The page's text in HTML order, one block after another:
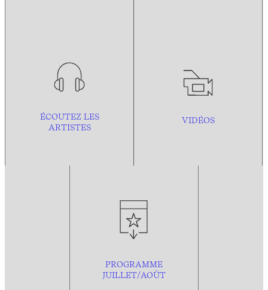
ÉCOUTEZ LES
ARTISTES
VIDÉOS
PROGRAMME
JUILLET/AOÛT